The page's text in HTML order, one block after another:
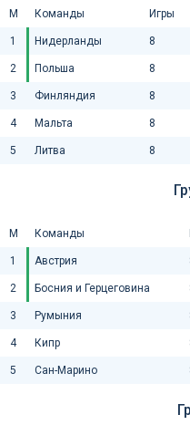
М Команды Игры
1 Нидерланды 8
2 Польша 8
3 Финляндия 8
4 Мальта 8
5 Литва 8
М Команды
1 Австрия
2 Босния и Герцеговина
3 Румыния
4 Кипр
5 Сан-Марино